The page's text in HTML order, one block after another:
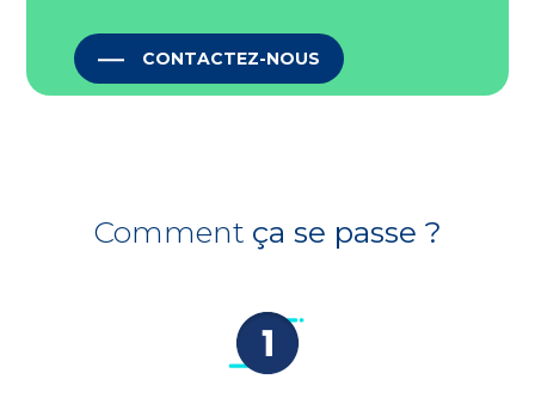
CONTACTEZ-NOUS
Comment ça se passe ?